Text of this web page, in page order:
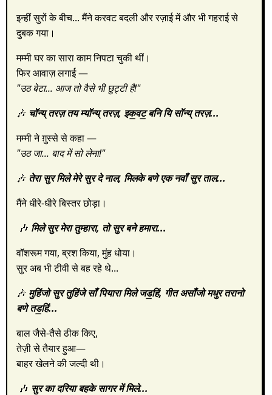
इन्हीं सुरों के बीच... मैंने करवट बदली और रज़ाई में और भी गहराई से
दुबक गया।
मम्मी घर का सारा काम निपटा चुकी थीं।
फिर आवाज़ लगाई —
"उठ बेटा... आज तो वैसे भी छुट्टी है!"
🎶 चॉन्य् तरज़ तय म्यॉन्य् तरज़, इक॒वट॒ बनि यि सॉन्य् तरज़...
मम्मी ने ग़ुस्से से कहा —
"उठ जा... बाद में सो लेना!"
🎶 तेरा सुर मिले मेरे सुर दे नाल, मिलके बणे एक नवॉं सुर ताल...
मैंने धीरे-धीरे बिस्तर छोड़ा।
🎶 मिले सुर मेरा तुम्हारा, तो सुर बने हमारा...
वॉशरूम गया, ब्रश किया, मुंह धोया।
सुर अब भी टीवी से बह रहे थे...
🎶 मुहिंजो सुर तुहिंजे सॉं पियारा मिले जड॒हिं, गीत असॉंजो मधुर तरानो
बणे तड॒हिं...
बाल जैसे-तैसे ठीक किए,
तेज़ी से तैयार हुआ—
बाहर खेलने की जल्दी थी।
🎶 सुर का दरिया बहके सागर में मिले...